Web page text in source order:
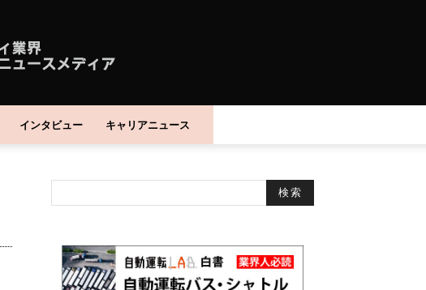
インタビュー キャリアニュース